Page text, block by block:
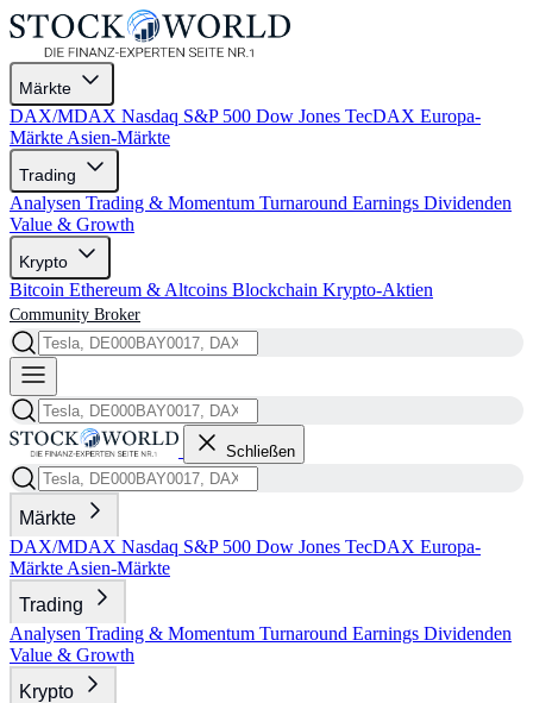
Märkte
DAX/MDAX Nasdaq S&P 500 Dow Jones TecDAX Europa-
Märkte Asien-Märkte
Trading
Analysen Trading & Momentum Turnaround Earnings Dividenden
Value & Growth
Krypto
Bitcoin Ethereum & Altcoins Blockchain Krypto-Aktien
Community Broker
Schließen
Märkte
DAX/MDAX Nasdaq S&P 500 Dow Jones TecDAX Europa-
Märkte Asien-Märkte
Trading
Analysen Trading & Momentum Turnaround Earnings Dividenden
Value & Growth
Krypto